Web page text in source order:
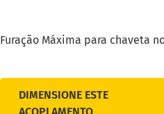
Furação Máxima para chaveta
DIMENSIONE ESTE